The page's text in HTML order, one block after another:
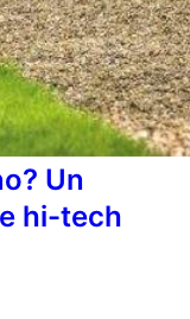
Un
hi-tech